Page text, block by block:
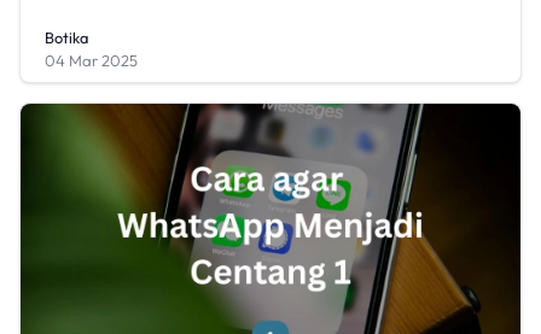
Botika
04 Mar 2025